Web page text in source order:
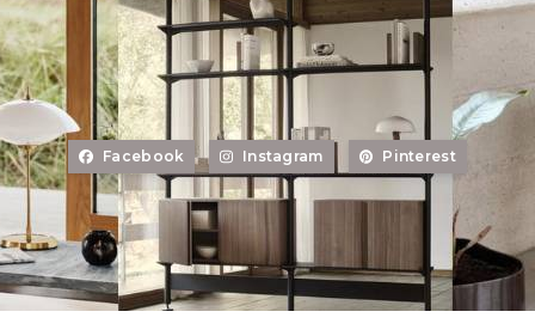
Facebook Instagram Pinterest